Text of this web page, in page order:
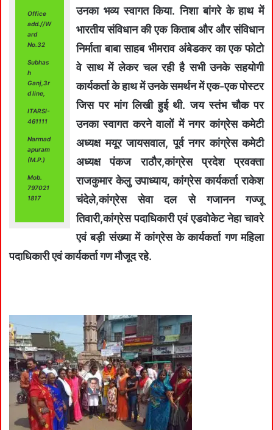
Office
add.//W
ard
No.32
Subhas
h
Ganj,3r
d line,
ITARSI-
461111
Narmad
apuram
(M.P.)
Mob.
797021
1817
उनका भव्य स्वागत किया. निशा बांगरे के हाथ में
भारतीय संविधान की एक किताब और और संविधान
निर्माता बाबा साहब भीमराव अंबेडकर का एक फोटो
वे साथ में लेकर चल रही है सभी उनके सहयोगी
कार्यकर्ता के हाथ में उनके समर्थन में एक-एक पोस्टर
जिस पर मांग लिखी हुई थी. जय स्तंभ चौक पर
उनका स्वागत करने वालों में नगर कांग्रेस कमेटी
अध्यक्ष मयूर जायसवाल, पूर्व नगर कांग्रेस कमेटी
अध्यक्ष पंकज राठौर,कांग्रेस प्रदेश प्रवक्ता
राजकुमार केलु उपाध्याय, कांग्रेस कार्यकर्ता राकेश
चंदेले,कांग्रेस सेवा दल से गजानन गज्जू
तिवारी,कांग्रेस पदाधिकारी एवं एडवोकेट नेहा चावरे
एवं बड़ी संख्या में कांग्रेस के कार्यकर्ता गण महिला
पदाधिकारी एवं कार्यकर्ता गण मौजूद रहे.